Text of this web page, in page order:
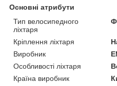
Основні атрибути
Тип велосипедного
ліхтаря
Кріплення ліхтаря
Виробник
Особливості ліхтаря
Країна виробник